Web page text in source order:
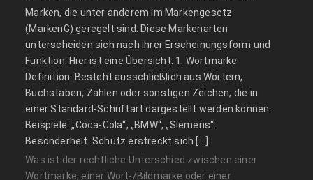
Marken, die unter anderem im Markengesetz
(MarkenG) geregelt sind. Diese Markenarten
unterscheiden sich nach ihrer Erscheinungsform und
Funktion. Hier ist eine Übersicht: 1. Wortmarke
Definition: Besteht ausschließlich aus Wörtern,
Buchstaben, Zahlen oder sonstigen Zeichen, die in
einer Standard-Schriftart dargestellt werden können.
Beispiele: „Coca-Cola“, „BMW“, „Siemens“.
Besonderheit: Schutz erstreckt sich […]
Was ist der rechtliche Unterschied zwischen einer
Wortmarke, einer Wort-/Bildmarke oder einer